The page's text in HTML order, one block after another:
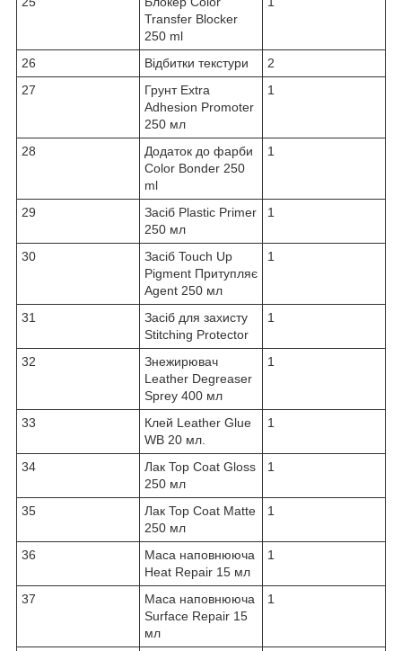
Transfer Bloсker
250 ml
26 Відбитки текстури
2
27
Грунт Extra
Adhesion Promoter
250 мл
1
28
Додаток до фарби
Color Bonder 250
ml
1
29
Засіб Plastic Primer
250 мл
1
30
Засіб Touch Up
Pigment Притупляє
Agent 250 мл
1
31
Засіб для захисту
Stitching Protector
1
32
Знежирювач
Leather Degreaser
Sprey 400 мл
1
33
Клей Leather Glue
WB 20 мл.
1
34
Лак Top Coat Gloss
250 мл
1
35
Лак Top Coat Matte
250 мл
1
36
Маса наповнююча
Heat Repair 15 мл
1
37
Маса наповнююча
Surface Repair 15
мл
1